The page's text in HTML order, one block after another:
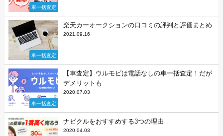
車一括査定
車一括査定
楽天カーオークションの口コミの評判と評価まとめ
2021.09.16
車一括査定
【車査定】ウルモビは電話なしの車一括査定！だが
デメリットも
2020.07.03
ナビクルをおすすめする3つの理由
2020.04.03